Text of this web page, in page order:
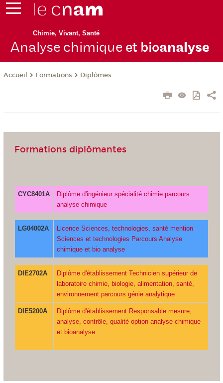
Chimie, Vivant, Santé
Analyse chimique et bioanalyse
Accueil Formations Diplômes
Formations diplômantes
CYC8401A
Diplôme d'ingénieur spécialité chimie parcours
analyse chimique
LG04002A
Licence Sciences, technologies, santé mention
Sciences et technologies Parcours Analyse
chimique et bio analyse
DIE2702A
Diplôme d'établissement Technicien supérieur de
laboratoire chimie, biologie, alimentation, santé,
environnement parcours génie analytique
DIE5200A
Diplôme d'établissement Responsable mesure,
analyse, contrôle, qualité option analyse chimique
et bioanalyse